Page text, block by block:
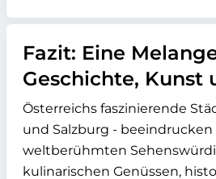
Fazit: Eine
Geschichte, Kunst
Österreichs faszinierende
und Salzburg -
weltberühmten
kulinarischen Genüssen,